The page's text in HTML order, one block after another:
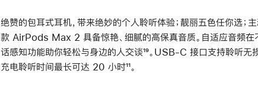
绝赞的包耳式耳机，带来绝妙的个人聆听体验；靓丽五色任你选；
款 AirPods Max 2 具备惊艳、细腻的高保真音质。自适应音频
话感知功能助你轻松与身边的人交谈脚
¹⁹。USB-C 接口支持聆听无
充电聆听时间最长可达 20 小时脚
¹¹。